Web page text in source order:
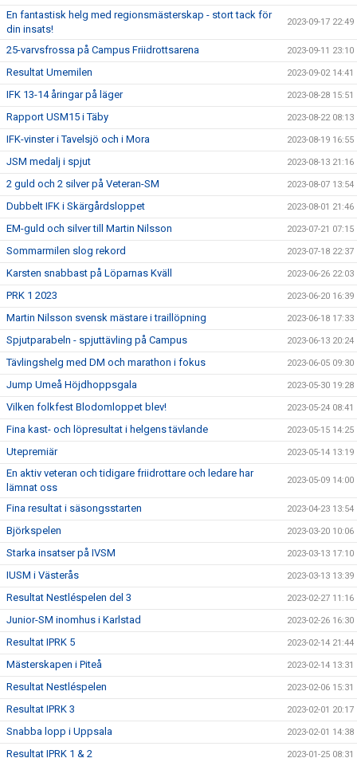
En fantastisk helg med regionsmästerskap - stort tack för
din insats!
2023-09-17 22:49
25-varvsfrossa på Campus Friidrottsarena 2023-09-11 23:10
Resultat Umemilen 2023-09-02 14:41
IFK 13-14 åringar på läger 2023-08-28 15:51
Rapport USM15 i Täby 2023-08-22 08:13
IFK-vinster i Tavelsjö och i Mora 2023-08-19 16:55
JSM medalj i spjut 2023-08-13 21:16
2 guld och 2 silver på Veteran-SM 2023-08-07 13:54
Dubbelt IFK i Skärgårdsloppet 2023-08-01 21:46
EM-guld och silver till Martin Nilsson 2023-07-21 07:15
Sommarmilen slog rekord 2023-07-18 22:37
Karsten snabbast på Löparnas Kväll 2023-06-26 22:03
PRK 1 2023 2023-06-20 16:39
Martin Nilsson svensk mästare i traillöpning 2023-06-18 17:33
Spjutparabeln - spjuttävling på Campus 2023-06-13 20:24
Tävlingshelg med DM och marathon i fokus 2023-06-05 09:30
Jump Umeå Höjdhoppsgala 2023-05-30 19:28
Vilken folkfest Blodomloppet blev! 2023-05-24 08:41
Fina kast- och löpresultat i helgens tävlande 2023-05-15 14:25
Utepremiär 2023-05-14 13:19
En aktiv veteran och tidigare friidrottare och ledare har
lämnat oss
2023-05-09 14:00
Fina resultat i säsongsstarten 2023-04-23 13:54
Björkspelen 2023-03-20 10:06
Starka insatser på IVSM 2023-03-13 17:10
IUSM i Västerås 2023-03-13 13:39
Resultat Nestléspelen del 3 2023-02-27 11:16
Junior-SM inomhus i Karlstad 2023-02-26 16:30
Resultat IPRK 5 2023-02-14 21:44
Mästerskapen i Piteå 2023-02-14 13:31
Resultat Nestléspelen 2023-02-06 15:31
Resultat IPRK 3 2023-02-01 20:17
Snabba lopp i Uppsala 2023-02-01 14:38
Resultat IPRK 1 & 2 2023-01-25 08:31